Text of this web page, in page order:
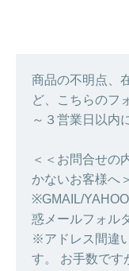
商品の不明点、
ど、こちらのフ
～３営業日以内
＜＜お問合せの
かないお客様へ
※GMAIL/
惑メールフォル
※アドレス間違
す。 お手数です